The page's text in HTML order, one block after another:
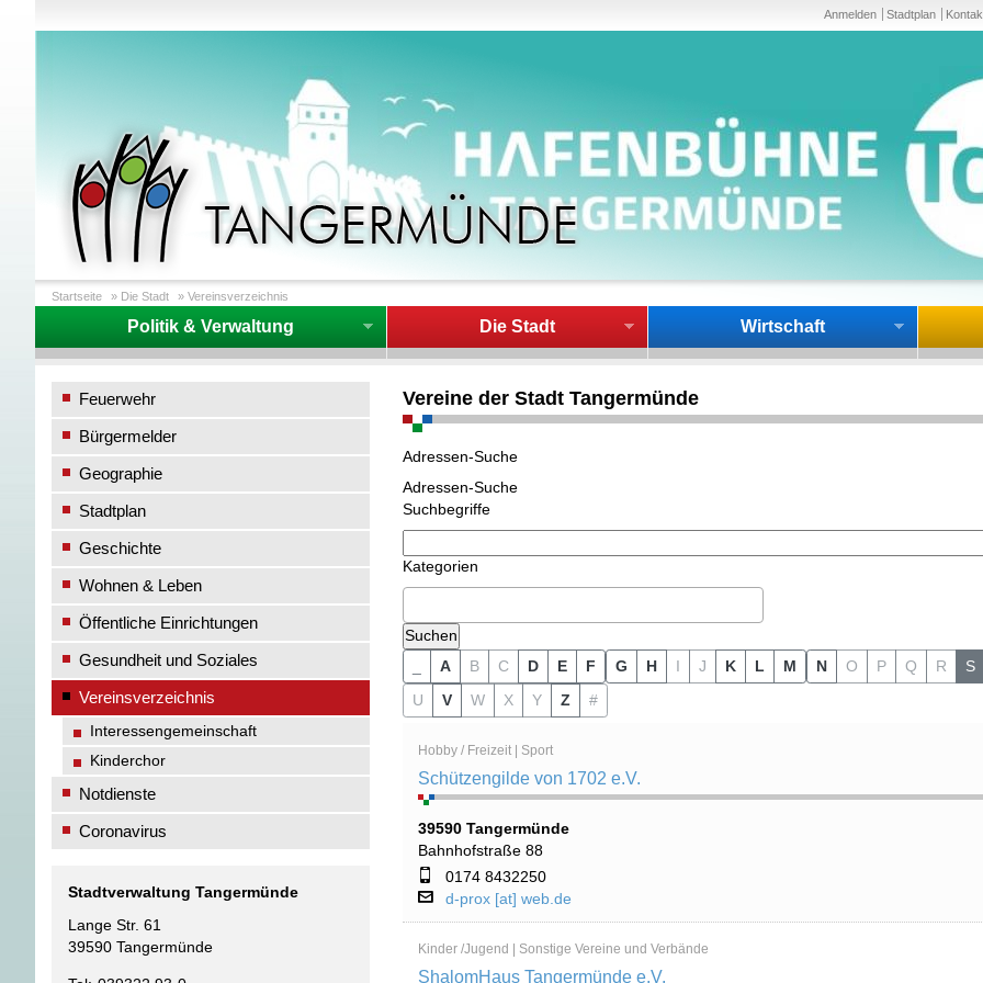
Anmelden Stadtplan
Startseite » Die Stadt » Vereinsverzeichnis
Politik & Verwaltung Die Stadt Wirtschaft
Vereine der Stadt Tangermünde
Adressen-Suche
Adressen-Suche
Suchbegriffe
Kategorien
A B C D E F G H I J K L M N O P Q R
S
U
V W X Y Z #
Hobby / Freizeit | Sport
Schützengilde von 1702 e.V.
39590 Tangermünde
Bahnhofstraße 88
0174 8432250
d-prox [at] web.de
Kinder /Jugend | Sonstige Vereine und Verbände
ShalomHaus Tangermünde e.V.
Feuerwehr
Bürgermelder
Geographie
Stadtplan
Geschichte
Wohnen & Leben
Öffentliche Einrichtungen
Gesundheit und Soziales
Vereinsverzeichnis
Interessengemeinschaft
Kinderchor
Notdienste
Coronavirus
Stadtverwaltung Tangermünde
Lange Str. 61
39590 Tangermünde